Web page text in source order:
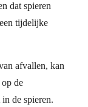
dat spieren
tijdelijke
afvallen, kan
de
de spieren.